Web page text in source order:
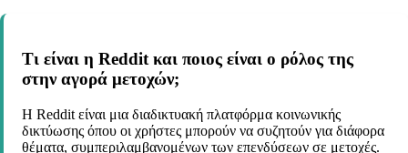
Τι είναι η Reddit και ποιος είναι ο ρόλος της
στην αγορά μετοχών;
Η Reddit είναι μια διαδικτυακή πλατφόρμα κοινωνικής
δικτύωσης όπου οι χρήστες μπορούν να συζητούν για διάφορα
θέματα, συμπεριλαμβανομένων των επενδύσεων σε μετοχές.